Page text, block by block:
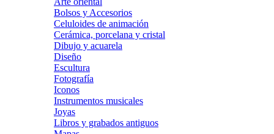
Bolsos y Accesorios
Celuloides de animación
Cerámica, porcelana y cristal
Dibujo y acuarela
Diseño
Escultura
Fotografía
Iconos
Instrumentos musicales
Joyas
Libros y grabados antiguos